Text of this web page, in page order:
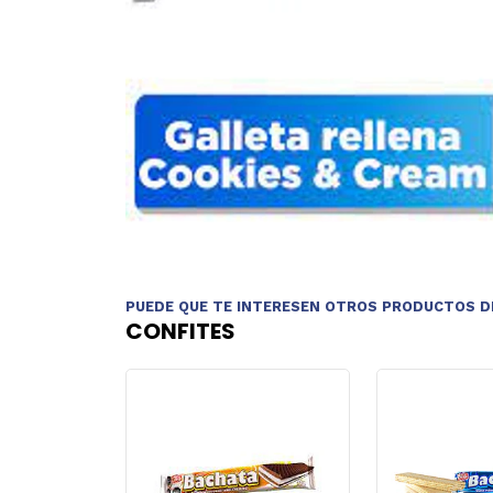
PUEDE QUE TE INTERESEN OTROS PRODUCTOS
CONFITES